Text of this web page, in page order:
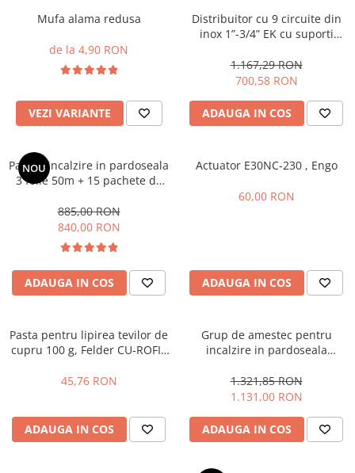
Mufa alama redusa
de la 4,90 RON
VEZI VARIANTE
Distribuitor cu 9 circuite din
inox 1”-3/4” EK cu suporti
golire/aerisire automata
1.167,29 RON
700,58 RON
ADAUGA IN COS
NOU
Pachet incalzire in pardoseala
3 folie 50m + 15 pachete de
885,00 RON
840,00 RON
ADAUGA IN COS
Actuator E30NC-230 , Engo
60,00 RON
ADAUGA IN COS
Pasta pentru lipirea tevilor de
cupru 100 g, Felder CU-ROFIX
45,76 RON
ADAUGA IN COS
Grup de amestec pentru
incalzire in pardoseala
capilar , cu pompa Wilo Yonos
Para
1.321,85 RON
1.131,00 RON
ADAUGA IN COS